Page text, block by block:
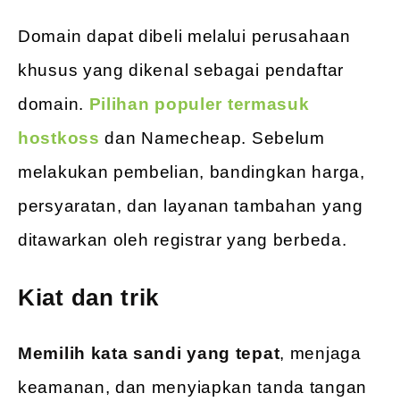
Domain dapat dibeli melalui perusahaan
khusus yang dikenal sebagai pendaftar
domain. Pilihan populer termasuk
hostkoss dan Namecheap. Sebelum
melakukan pembelian, bandingkan harga,
persyaratan, dan layanan tambahan yang
ditawarkan oleh registrar yang berbeda.
Kiat dan trik
Memilih kata sandi yang tepat, menjaga
keamanan, dan menyiapkan tanda tangan